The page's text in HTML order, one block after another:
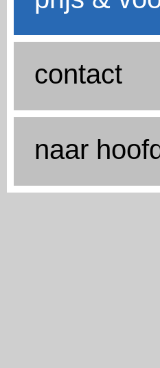
contact
naar